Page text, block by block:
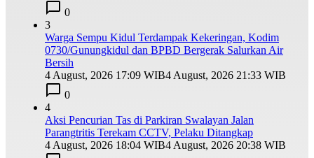
0
3
Warga Sempu Kidul Terdampak Kekeringan, Kodim
0730/Gunungkidul dan BPBD Bergerak Salurkan Air
Bersih
4 August, 2026 17:09 WIB4 August, 2026 21:33 WIB
0
4
Aksi Pencurian Tas di Parkiran Swalayan Jalan
Parangtritis Terekam CCTV, Pelaku Ditangkap
4 August, 2026 18:04 WIB4 August, 2026 20:38 WIB